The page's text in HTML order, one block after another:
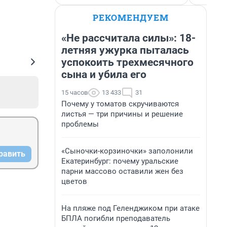
РЕКОМЕНДУЕМ
«Не рассчитала силы»: 18-
летняя ужурка пыталась
успокоить трехмесячного
сына и убила его
15 часов 13 433 31
Почему у томатов скручиваются
листья — три причины и решение
проблемы
«Сыночки-корзиночки» заполонили
Екатеринбург: почему уральские
парни массово оставили жен без
цветов
На пляже под Геленджиком при атаке
БПЛА погибли преподаватель